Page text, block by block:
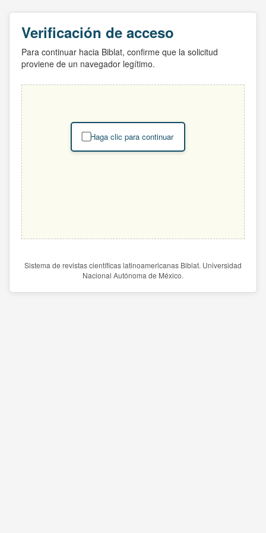
Verificación de acceso
Para continuar hacia Biblat, confirme que la solicitud
proviene de un navegador legítimo.
Haga clic para continuar
Sistema de revistas científicas latinoamericanas Biblat. Universidad
Nacional Autónoma de México.